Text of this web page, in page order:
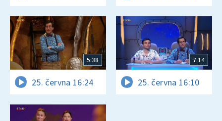
5:38
25. června 16:24
7:14
25. června 16:10